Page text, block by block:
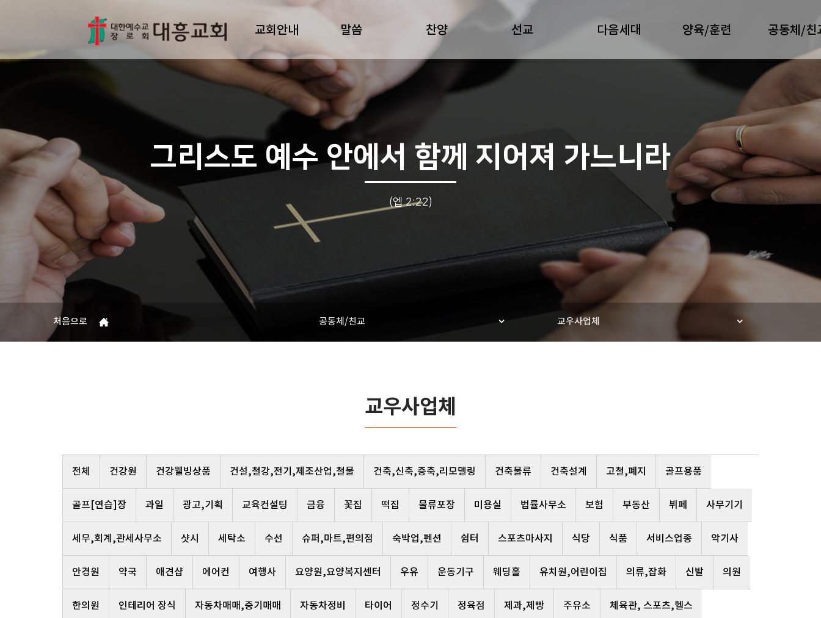
교회안내 말씀 찬양 선교 다음세대 양육/훈련 공동체/친
그리스도 예수 안에서 함께 지어져 가느니라
(엡 2:22)
처음으로 공동체/친교 교우사업체
교우사업체
전체 건강원 건강웰빙상품 건설,철강,전기,제조산업,철물 건축,신축,증축,리모델링 건축물류 건축설계 고철,폐지 골프용품
골프[연습]장 과일 광고,기획 교육컨설팅 금융 꽃집 떡집 물류포장 미용실 법률사무소 보험 부동산 뷔페 사무기기
세무,회계,관세사무소 샷시 세탁소 수선 슈퍼,마트,편의점 숙박업,펜션 쉼터 스포츠마사지 식당 식품 서비스업종 악기사
안경원 약국 애견샵 에어컨 여행사 요양원,요양복지센터 우유 운동기구 웨딩홀 유치원,어린이집 의류,잡화 신발 의원
한의원 인테리어 장식 자동차매매,중기매매 자동차정비 타이어 정수기 정육점 제과,제빵 주유소 체육관, 스포츠,헬스